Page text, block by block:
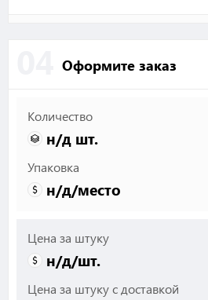
Оформите заказ
Количество
н/д шт.
Упаковка
н/д/место
Цена за штуку
н/д/шт.
Цена за штуку с доставкой